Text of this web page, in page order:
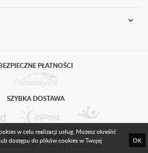
PŁATNOŚCI
SZYBKA DOSTAWA
Copyright by pbnails.pl
[ti] Powered by2ClickShop
w celu realizacji usług. Możesz określić
dostępu do plików cookies w Twojej
OK